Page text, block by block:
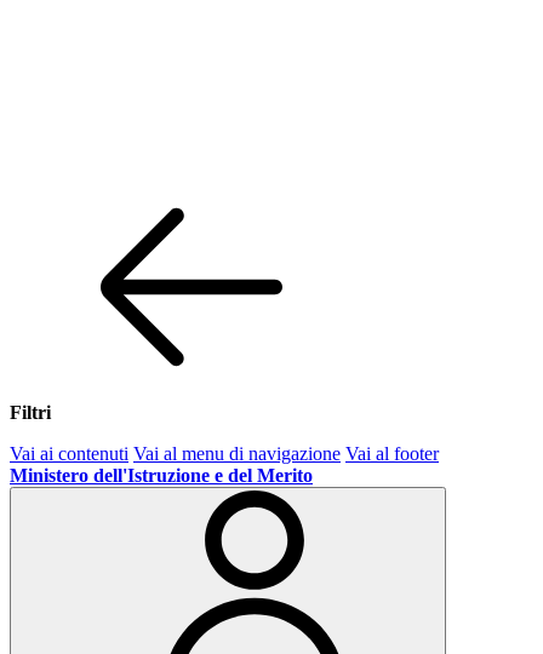
Filtri
Vai ai contenuti Vai al menu di navigazione Vai al footer
Ministero dell'Istruzione e del Merito